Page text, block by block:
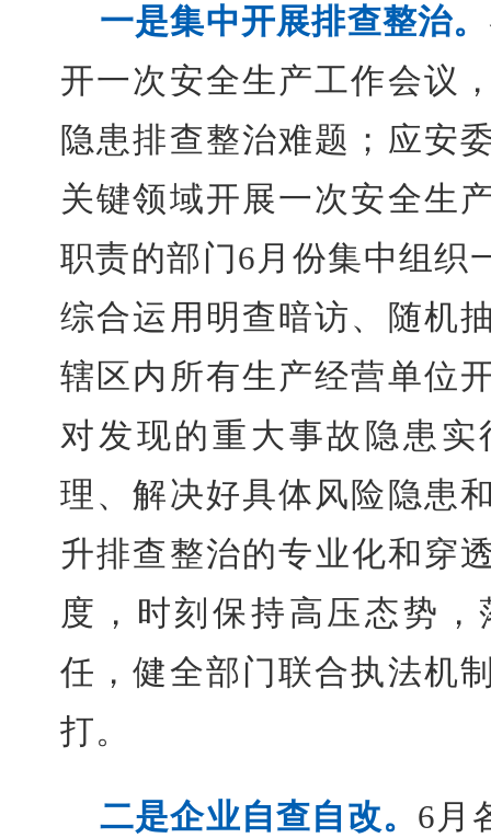
一是集中开展排查整治。
开一次安全生产工作会议
隐患排查整治难题；应安
关键领域开展一次安全生
职责的部门6月份集中组织
综合运用明查暗访、随机
辖区内所有生产经营单位
对发现的重大事故隐患
理、解决好具体风险隐患
升排查整治的专业化和穿
度，时刻保持高压态势
任，健全部门联合执法机
打。
二是企业自查自改。 6月